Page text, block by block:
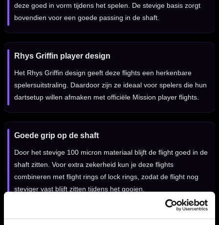
deze goed in vorm tijdens het spelen. De stevige basis zorgt
bovendien voor een goede passing in de shaft.
Rhys Griffin player design
Het Rhys Griffin design geeft deze flights een herkenbare
spelersuitstraling. Daardoor zijn ze ideaal voor spelers die hun
dartsetup willen afmaken met officiële Mission player flights.
Goede grip op de shaft
Door het stevige 100 micron materiaal blijft de flight goed in de
shaft zitten. Voor extra zekerheid kun je deze flights
combineren met flight rings of lock rings, zodat de flight nog
steviger vast blijft zitten tijdens het gooien.